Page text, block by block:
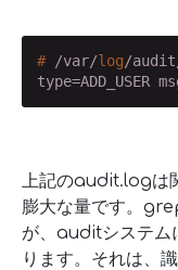
# /var/log/
上記のaudit.logは
膨大な量です。
が、auditシステム
ります。それは、